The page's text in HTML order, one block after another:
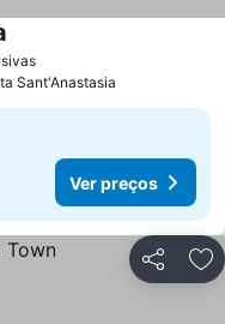
Sant'Anastasia
Ver preços
Partilhar